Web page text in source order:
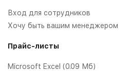
Вход для сотрудников
Хочу быть вашим менеджером
Прайс-листы
Microsoft Excel (0.09 Мб)